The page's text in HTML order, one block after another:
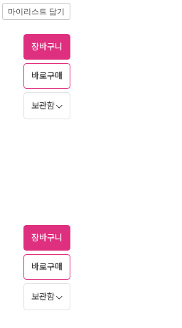
마이리스트 담기
장바구니
바로구매
보관함
장바구니
바로구매
보관함